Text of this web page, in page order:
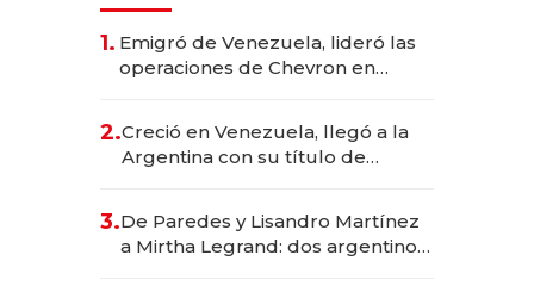
1. Emigró de Venezuela, lideró las
operaciones de Chevron en
2.Creció en Venezuela, llegó a la
Argentina con su título de
las marcas "fast premium"
3.De Paredes y Lisandro Martínez
a Mirtha Legrand: dos argentinos